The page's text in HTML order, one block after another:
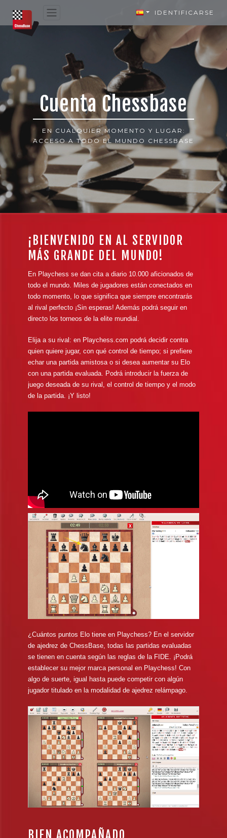
IDENTIFICARSE
Cuenta Chessbase
EN CUALQUIER MOMENTO Y LUGAR:
ACCESO A TODO EL MUNDO CHESSBASE
¡BIENVENIDO EN AL SERVIDOR
MÁS GRANDE DEL MUNDO!
En Playchess se dan cita a diario 10.000 aficionados de
todo el mundo. Miles de jugadores están conectados en
todo momento, lo que significa que siempre encontrarás
al rival perfecto ¡Sin esperas! Además podrá seguir en
directo los torneos de la elite mundial.
Elija a su rival: en Playchess.com podrá decidir contra
quien quiere jugar, con qué control de tiempo; si prefiere
echar una partida amistosa o si desea aumentar su Elo
con una partida evaluada. Podrá introducir la fuerza de
juego deseada de su rival, el control de tiempo y el modo
de la partida. ¡Y listo!
¿Cuántos puntos Elo tiene en Playchess? En el servidor
de ajedrez de ChessBase, todas las partidas evaluadas
se tienen en cuenta según las reglas de la FIDE. ¡Podrá
establecer su mejor marca personal en Playchess! Con
algo de suerte, igual hasta puede competir con algún
jugador titulado en la modalidad de ajedrez relámpago.
BIEN ACOMPAÑADO